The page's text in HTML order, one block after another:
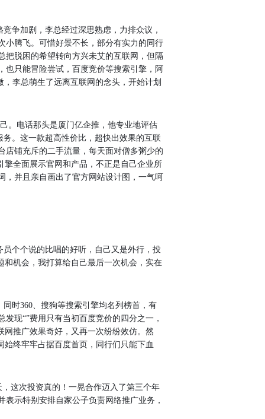
争加剧，李总经过深思熟虑，力排众议，
小腾飞。可惜好景不长，部分有实力的同行
脱困的希望转向方兴未艾的互联网，但隔
只能冒险尝试，百度竞价等搜索引擎，阿
李总萌生了远离互联网的念头，开始计划
。电话那头是厦门亿企推，他专业地评估
。这一款超高性价比，超快出效果的互联
店铺充斥的二手流量，每天面对僧多粥少的
擎全面展示官网和产品，不正是自己企业所
并且亲自画出了官方网站设计图，一气呵
个个说的比唱的好听，自己又是外行，投
和机会，我打算给自己最后一次机会，实在
时360、搜狗等搜索引擎均名列榜首，有
现“”费用只有当初百度竞价的四分之一，
网推广效果奇好，又再一次纷纷效仿。然
终牢牢占据百度首页，同行们只能下血
这次投资真的！一晃合作迈入了第三个年
示特别安排自家公子负责网络推广业务，